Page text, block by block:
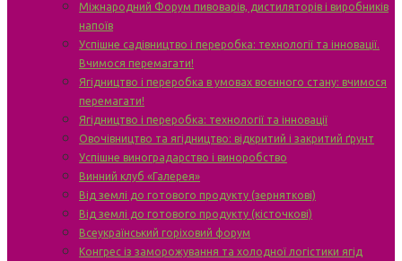
Міжнародний Форум пивоварів, дистиляторів і виробників
напоїв
Успішне садівництво і переробка: технології та інновації.
Вчимося перемагати!
Ягідництво і переробка в умовах воєнного стану: вчимося
перемагати!
Ягідництво і переробка: технології та інновації
Овочівництво та ягідництво: відкритий і закритий ґрунт
Успішне виноградарство і виноробство
Винний клуб «Галерея»
Від землі до готового продукту (зерняткові)
Від землі до готового продукту (кісточкові)
Всеукраїнський горіховий форум
Конгрес із заморожування та холодної логістики ягід